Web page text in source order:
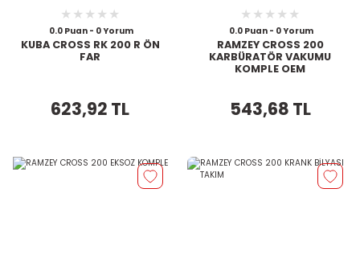
0.0 Puan - 0 Yorum
KUBA CROSS RK 200 R ÖN
FAR
623,92 TL
0.0 Puan - 0 Yorum
RAMZEY CROSS 200
KARBÜRATÖR VAKUMU
KOMPLE OEM
543,68 TL